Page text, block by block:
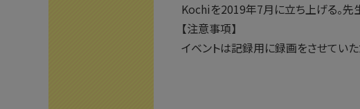
Kochiを2019年7月に立ち上げる。先
【注意事項】
イベントは記録用に録画をさせてい